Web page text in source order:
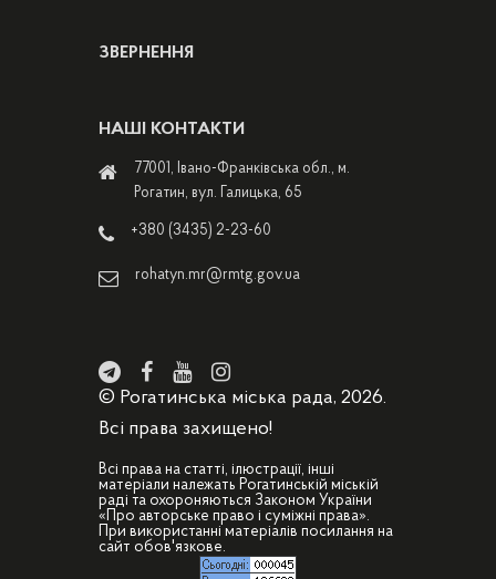
ЗВЕРНЕННЯ
НАШІ КОНТАКТИ
77001, Івано-Франківська обл., м.
Рогатин, вул. Галицька, 65
+380 (3435) 2-23-60
rohatyn.mr@rmtg.gov.ua
© Рогатинська міська рада, 2026.
Всі права захищено!
Всі права на статті, ілюстрації, інші
матеріали належать Рогатинській міській
раді та охороняються Законом України
«Про авторське право і суміжні права».
При використанні матеріалів посилання на
сайт обов'язкове.